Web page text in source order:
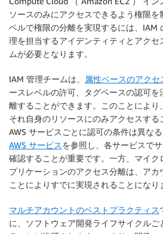
ソースのみにアクセスできるよう権限
ベルで権限の分離を実現するには、IAM
理を担当するアイデンティティとアク
ムが必要となります。
IAM 管理チームは、 属性ベースのアクセ
ースレベルの許可、タグベースの認可
離することができます。このことによ
それ自身のリソースにのみアクセスする
AWS サービスごとに認可の条件は異なる
AWS サービスを参照し、各サービスで
確認することが重要です。一方、マイク
プリケーションのアクセス分離は、アカ
ことによりすでに実現されることになり
マルチアカウントのベストプラクティス
に、ソフトウェア開発ライフサイクルご